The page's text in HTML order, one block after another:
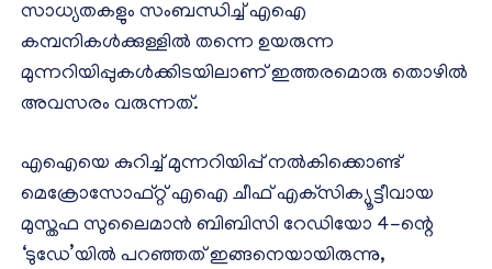
സാധ്യതകളും സംബന്ധിച്ച് എഐ
കമ്പനികള്‍ക്കുള്ളില്‍ തന്നെ ഉയരുന്ന
മുന്നറിയിപ്പുകള്‍ക്കിടയിലാണ് ഇത്തരമൊരു തൊഴില്‍
അവസരം വരുന്നത്.
എഐയെ കുറിച്ച് മുന്നറിയിപ്പ് നല്‍കിക്കൊണ്ട്
മെക്രോസോഫ്റ്റ് എഐ ചീഫ് എക്‌സിക്യൂട്ടീവായ
മുസ്തഫ സുലൈമാന്‍ ബിബിസി റേഡിയോ 4-ന്റെ
‘ടുഡേ’യില്‍ പറഞ്ഞത് ഇങ്ങനെയായിരുന്നു,